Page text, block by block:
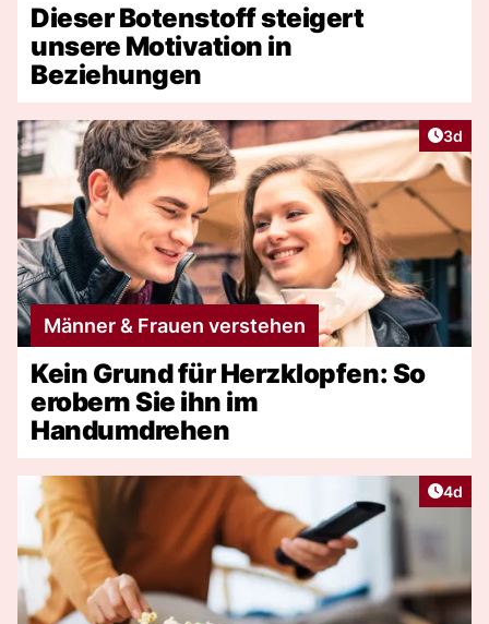
Dieser Botenstoff steigert
unsere Motivation in
Beziehungen
3d
Männer & Frauen verstehen
Kein Grund für Herzklopfen: So
erobern Sie ihn im
Handumdrehen
4d